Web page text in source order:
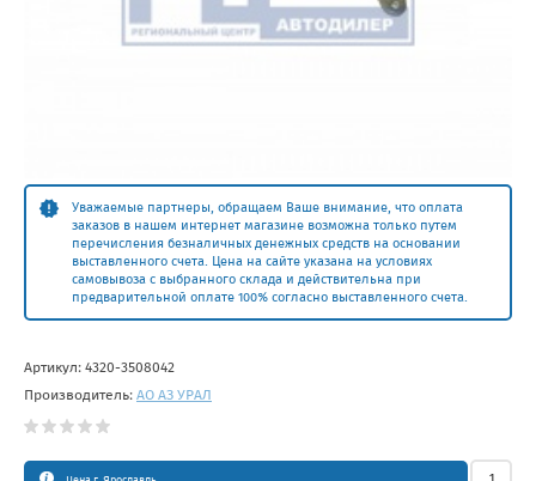
Уважаемые партнеры, обращаем Ваше внимание, что оплата
заказов в нашем интернет магазине возможна только путем
перечисления безналичных денежных средств на основании
выставленного счета. Цена на сайте указана на условиях
самовывоза с выбранного склада и действительна при
предварительной оплате 100% согласно выставленного счета.
Артикул: 4320-3508042
Производитель: АО АЗ УРАЛ